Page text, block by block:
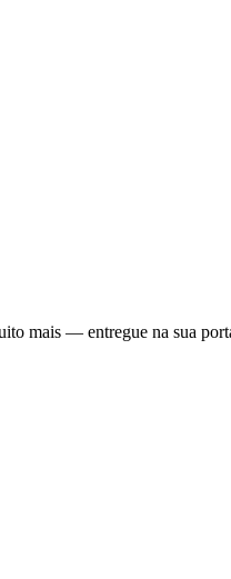
mais — entregue na sua